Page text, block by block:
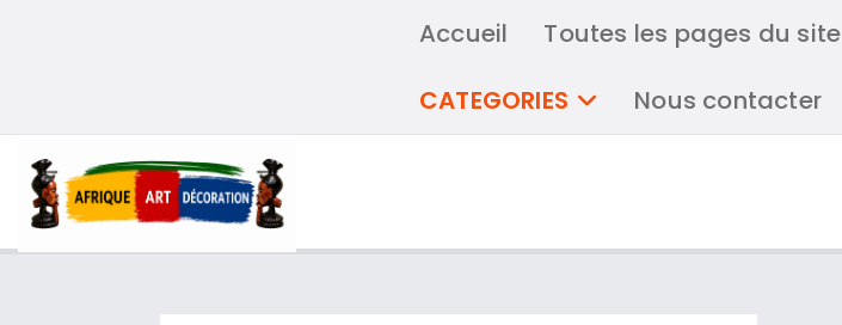
Accueil Toutes les pages du site
CATEGORIES
Nous contacter